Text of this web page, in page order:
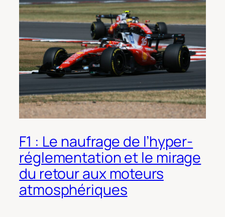
F1 : Le naufrage de l’hyper-
réglementation et le mirage
du retour aux moteurs
atmosphériques